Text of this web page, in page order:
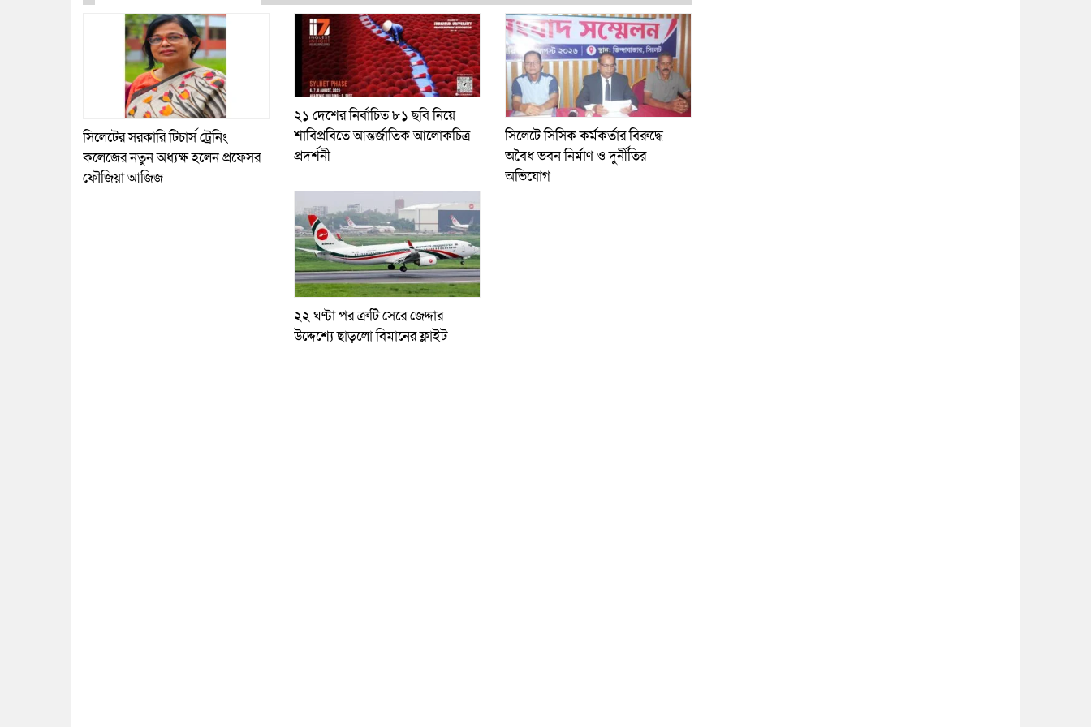
সিলেটের সরকারি টিচার্স ট্রেনিং
কলেজের নতুন অধ্যক্ষ হলেন প্রফেসর
ফৌজিয়া আজিজ
২১ দেশের নির্বাচিত ৮১ ছবি নিয়ে
শাবিপ্রবিতে আন্তর্জাতিক আলোকচিত্র
প্রদর্শনী
সিলেটে সিসিক কর্মকর্তার বিরুদ্ধে
অবৈধ ভবন নির্মাণ ও দুর্নীতির
অভিযোগ
২২ ঘণ্টা পর ত্রুটি সেরে জেদ্দার
উদ্দেশ্যে ছাড়লো বিমানের ফ্লাইট